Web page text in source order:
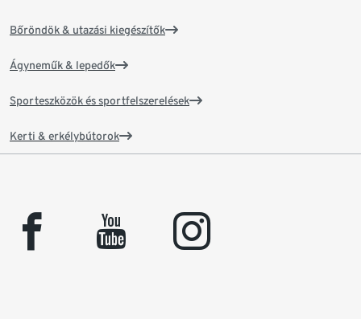
Bőröndök & utazási kiegészítők
Ágyneműk & lepedők
Sporteszközök és sportfelszerelések
Kerti & erkélybútorok
facebook youtube instagram